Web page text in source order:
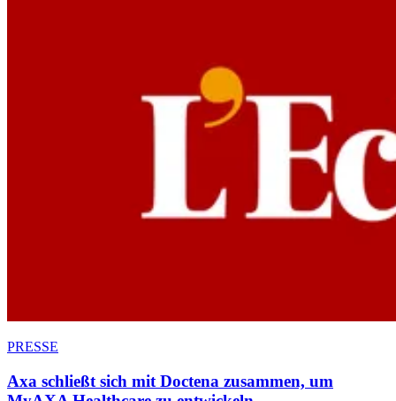
PRESSE
Axa schließt sich mit Doctena zusammen, um